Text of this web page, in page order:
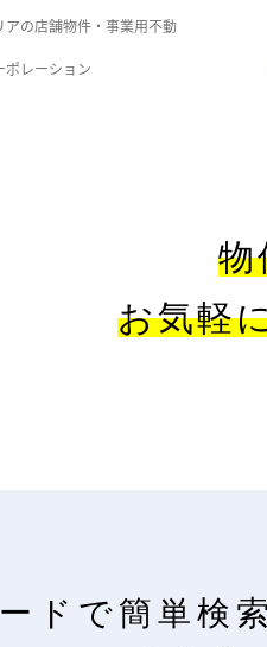
の店舗物件・事業用不動
ポレーション
物
お気軽
ドで簡単検